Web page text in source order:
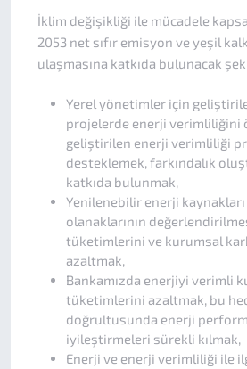
İklim değişikliği ile mücadele
2053 net sıfır emisyon ve yeşil
ulaşmasına katkıda bulunacak
Yerel yönetimler için
projelerde enerji verimliliğini
geliştirilen enerji verimliliği
desteklemek, farkındalık
katkıda bulunmak,
Yenilenebilir enerji
olanaklarının
tüketimlerini ve kurumsal
azaltmak,
Bankamızda enerjiyi verimli
tüketimlerini azaltmak, bu
doğrultusunda enerji
iyileştirmeleri sürekli kılmak,
Enerji ve enerji verimliliği ile